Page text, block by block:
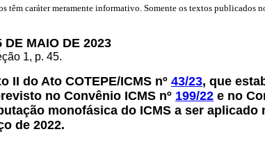
têm caráter meramente informativo. Somente os textos
DE MAIO DE 2023
1, p. 45.
II do Ato COTEPE/ICMS nº 43/23, que
no Convênio ICMS nº 199/22 e no
monofásica do ICMS a ser
de 2022.